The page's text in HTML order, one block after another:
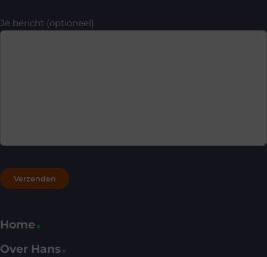
Je bericht (optioneel)
Home
Over Hans